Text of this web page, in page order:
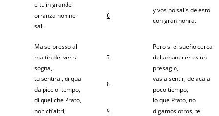
e tu in grande
orranza non ne
sali.
6
y vos no salís de esto
con gran honra.
Ma se presso al
mattin del ver si
sogna,
7
Pero si el sueño cerca
del amanecer es un
presagio,
tu sentirai, di qua
da picciol tempo,
8
vas a sentir, de acá a
poco tiempo,
di quel che Prato,
non ch’altri,
9
lo que Prato, no
digamos otros, te